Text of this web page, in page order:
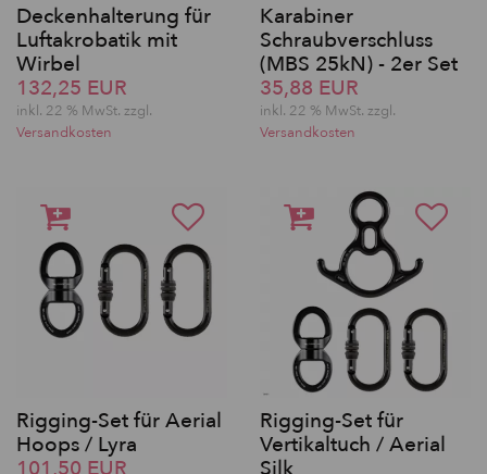
Deckenhalterung für
Luftakrobatik mit
Wirbel
132,25 EUR
inkl. 22 % MwSt. zzgl.
Versandkosten
Karabiner
Schraubverschluss
(MBS 25kN) - 2er Set
35,88 EUR
inkl. 22 % MwSt. zzgl.
Versandkosten
Rigging-Set für Aerial
Hoops / Lyra
101,50 EUR
Rigging-Set für
Vertikaltuch / Aerial
Silk